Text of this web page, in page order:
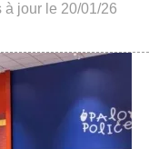
à jour le 20/01/26